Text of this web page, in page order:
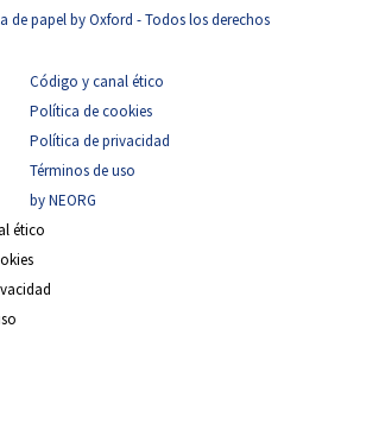
de papel by Oxford - Todos los derechos
Código y canal ético
Política de cookies
Política de privacidad
Términos de uso
by NEORG
ético